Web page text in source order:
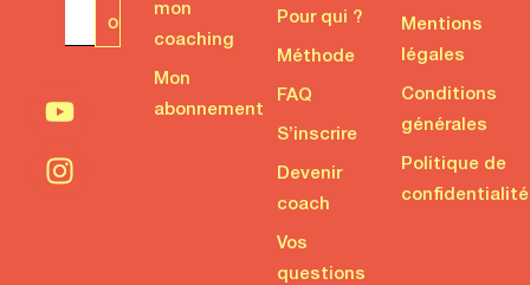
mon
coaching
Mon
abonnement
Pour qui ?
Méthode
FAQ
S’inscrire
Devenir
coach
Vos
questions
Mentions
légales
Conditions
générales
Politique de
confidentialité